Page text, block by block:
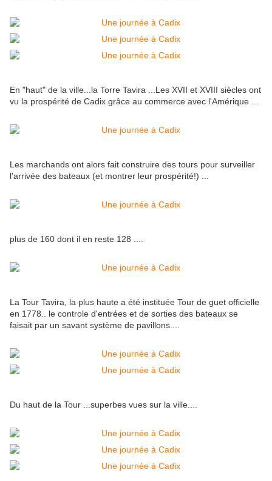
En "haut" de la ville...la Torre Tavira ...Les XVII et XVIII siècles ont
vu la prospérité de Cadix grâce au commerce avec l'Amérique ...
Les marchands ont alors fait construire des tours pour surveiller
l'arrivée des bateaux (et montrer leur prospérité!) ...
plus de 160 dont il en reste 128 ....
La Tour Tavira, la plus haute a été instituée Tour de guet officielle
en 1778.. le controle d'entrées et de sorties des bateaux se
faisait par un savant système de pavillons....
Du haut de la Tour ...superbes vues sur la ville....